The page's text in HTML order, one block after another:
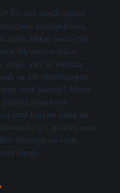
En çok tercih edilen
söyleyebiliriz.
daha dikkat çekici bir
elbisenize daha
yeşil, sarı ve turkuaz
ve şık olabileceğini
renk yakışır? Morla
veya krem
mor tonunu daha da
gri, gümüş veya
elbiseye ne renk
hangi…